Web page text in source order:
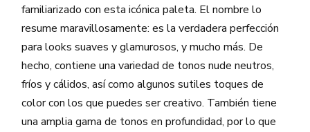
familiarizado con esta icónica paleta. El nombre lo
resume maravillosamente: es la verdadera perfección
para looks suaves y glamurosos, y mucho más. De
hecho, contiene una variedad de tonos nude neutros,
fríos y cálidos, así como algunos sutiles toques de
color con los que puedes ser creativo. También tiene
una amplia gama de tonos en profundidad, por lo que